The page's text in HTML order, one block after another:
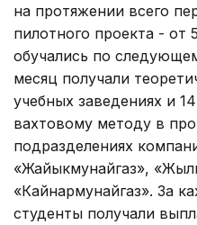
на протяжении всего
пилотного проекта - от
обучались по
месяц получали
учебных заведениях и
вахтовому методу в
подразделениях
«Жайыкмунайгаз»,
«Кайнармунайгаз». За
студенты получали